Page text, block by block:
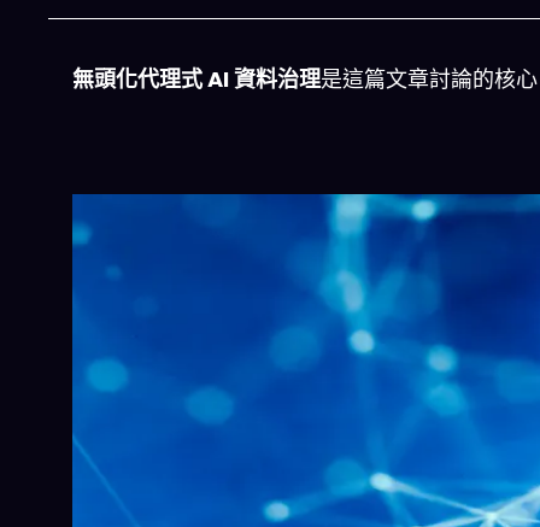
無頭化代理式 AI 資料治理是這篇文章討論的核心